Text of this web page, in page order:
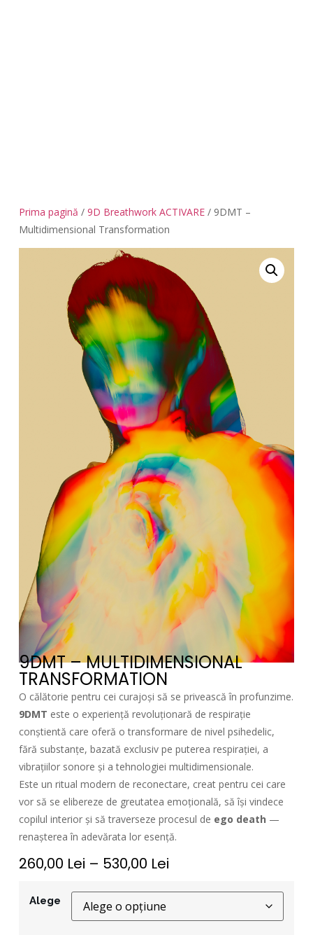
Prima pagină / 9D Breathwork ACTIVARE/ 9DMT –
Multidimensional Transformation
9DMT – MULTIDIMENSIONAL
TRANSFORMATION
O călătorie pentru cei curajoși să se privească în profunzime.
9DMT este o experiență revoluționară de respirație
conștientă care oferă o transformare de nivel psihedelic,
fără substanțe, bazată exclusiv pe puterea respirației, a
vibrațiilor sonore și a tehnologiei multidimensionale.
Este un ritual modern de reconectare, creat pentru cei care
vor să se elibereze de greutatea emoțională, să își vindece
copilul interior și să traverseze procesul de ego death —
renașterea în adevărata lor esență.
260,00 Lei – 530,00 Lei
Alege